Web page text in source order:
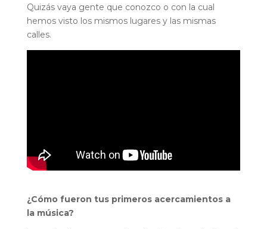
Quizás vaya gente que conozco o con la cual
hemos visto los mismos lugares y las mismas
calles.
¿Cómo fueron tus primeros acercamientos a
la música?